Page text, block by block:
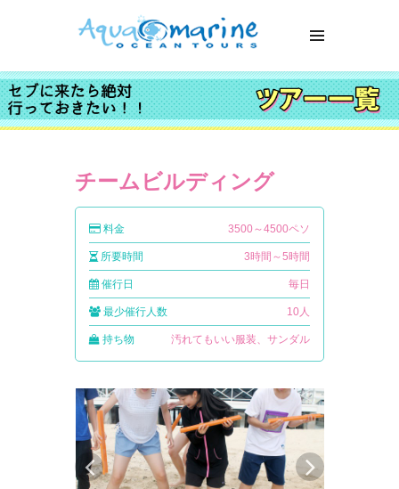
チームビルディング
料金 3500～4500ペソ
所要時間 3時間～5時間
催行日 毎日
最少催行人数 10人
持ち物 汚れてもいい服装、サンダル